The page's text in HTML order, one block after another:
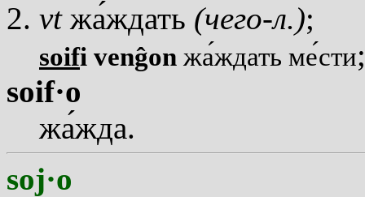
vtжаждать (чего-л.);
soifi venĝon жаждать мести;
soif·o
жажда.
soj·o